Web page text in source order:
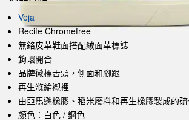
Veja
Recife Chromefree
無鉻皮革鞋面搭配絨面革標誌
鉤環開合
品牌徽標舌頭，側面和腳跟
再生滌綸襯裡
由亞馬遜橡膠、稻米廢料和再生橡膠製成的
顏色：白色 / 鋼色